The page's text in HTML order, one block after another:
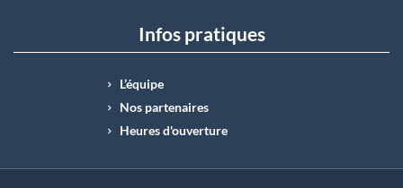
Infos pratiques
L’équipe
Nos partenaires
Heures d'ouverture